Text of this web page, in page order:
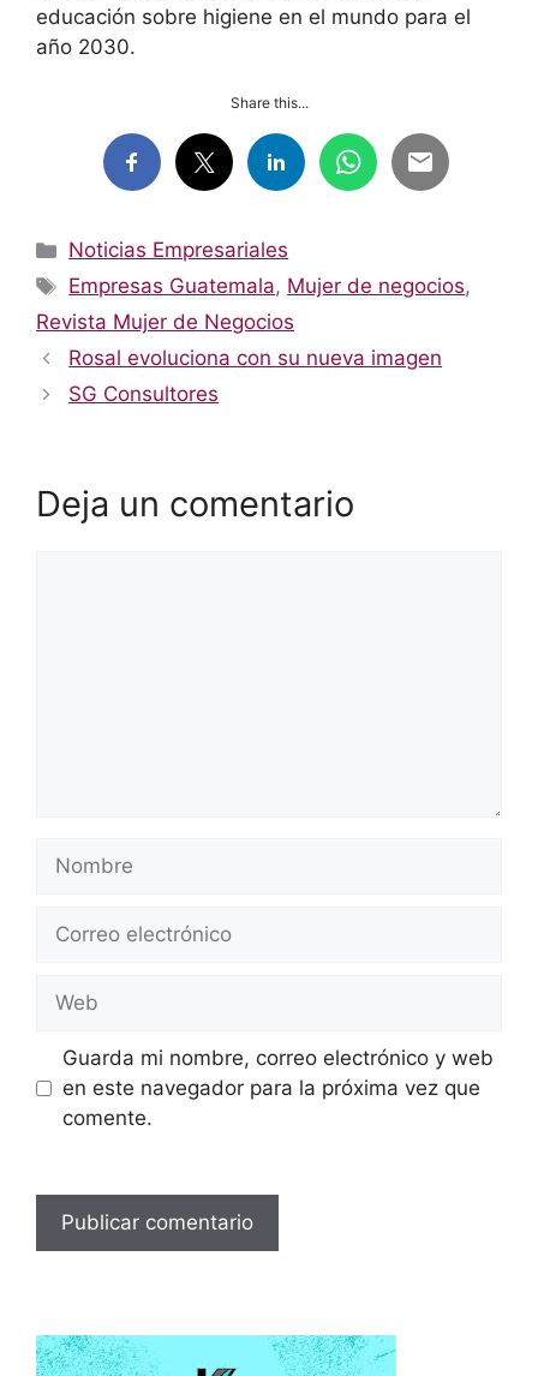
educación sobre higiene en el mundo para el
año 2030.
Share this...
Categorías
Noticias Empresariales
Etiquetas
Empresas Guatemala, Mujer de negocios,
Revista Mujer de Negocios
Rosal evoluciona con su nueva imagen
SG Consultores
Deja un comentario
Nombre
Correo
Web
Guarda mi nombre, correo electrónico y web
en este navegador para la próxima vez que
comente.